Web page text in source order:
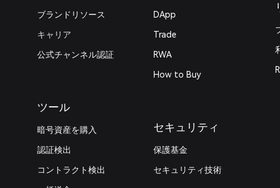
ブランドリソース
キャリア
公式チャンネル認証
ツール
暗号資産を購入
認証検出
コントラクト検出
DApp
Trade
RWA
How to Buy
セキュリティ
保護基金
セキュリティ技術